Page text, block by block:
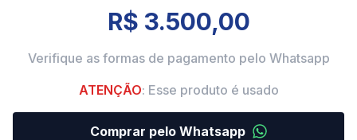
R$ 3.500,00
Verifique as formas de pagamento pelo Whatsapp
ATENÇÃO: Esse produto é usado
Comprar pelo Whatsapp